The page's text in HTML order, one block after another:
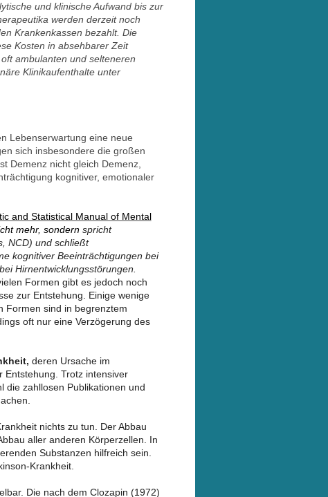
und klinische Aufwand bis zur
werden derzeit noch
Krankenkassen bezahlt. Die
Kosten in absehbarer Zeit
ambulanten und selteneren
Klinikaufenthalte unter
Lebenserwartung eine neue
sich insbesondere die großen
Demenz nicht gleich Demenz,
kognitiver, emotionaler
and Statistical Manual of Mental
mehr, sondern spricht
NCD) und schließt
kognitiver Beeinträchtigungen bei
Hirnentwicklungsstörungen.
Formen gibt es jedoch noch
zur Entstehung. Einige wenige
Formen sind in begrenztem
oft nur eine Verzögerung des
deren Ursache im
Entstehung. Trotz intensiver
die zahllosen Publikationen und
nichts zu tun. Der Abbau
aller anderen Körperzellen. In
Substanzen hilfreich sein.
Krankheit.
Die nach dem Clozapin (1972)